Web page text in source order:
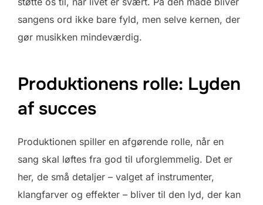
sangens ord ikke bare fyld, men selve kernen, der
gør musikken mindeværdig.
Produktionens rolle: Lyden
af succes
Produktionen spiller en afgørende rolle, når en
sang skal løftes fra god til uforglemmelig. Det er
her, de små detaljer – valget af instrumenter,
klangfarver og effekter – bliver til den lyd, der kan